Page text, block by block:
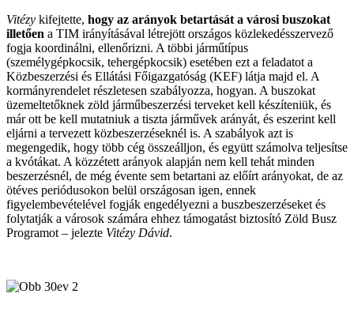
Vitézy kifejtette, hogy az arányok betartását a városi buszokat
illetően a TIM irányításával létrejött országos közlekedésszervező
fogja koordinálni, ellenőrizni. A többi járműtípus
(személygépkocsik, tehergépkocsik) esetében ezt a feladatot a
Közbeszerzési és Ellátási Főigazgatóság (KEF) látja majd el. A
kormányrendelet részletesen szabályozza, hogyan. A buszokat
üzemeltetőknek zöld járműbeszerzési terveket kell készíteniük, és
már ott be kell mutatniuk a tiszta járművek arányát, és eszerint kell
eljárni a tervezett közbeszerzéseknél is. A szabályok azt is
megengedik, hogy több cég összeálljon, és együtt számolva teljesítse
a kvótákat. A közzétett arányok alapján nem kell tehát minden
beszerzésnél, de még évente sem betartani az előírt arányokat, de az
ötéves periódusokon belül országosan igen, ennek
figyelembevételével fogják engedélyezni a buszbeszerzéseket és
folytatják a városok számára ehhez támogatást biztosító Zöld Busz
Programot – jelezte Vitézy Dávid.